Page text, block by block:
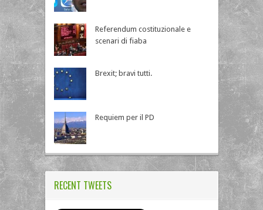
Referendum costituzionale e
scenari di fiaba
Brexit; bravi tutti.
Requiem per il PD
RECENT TWEETS